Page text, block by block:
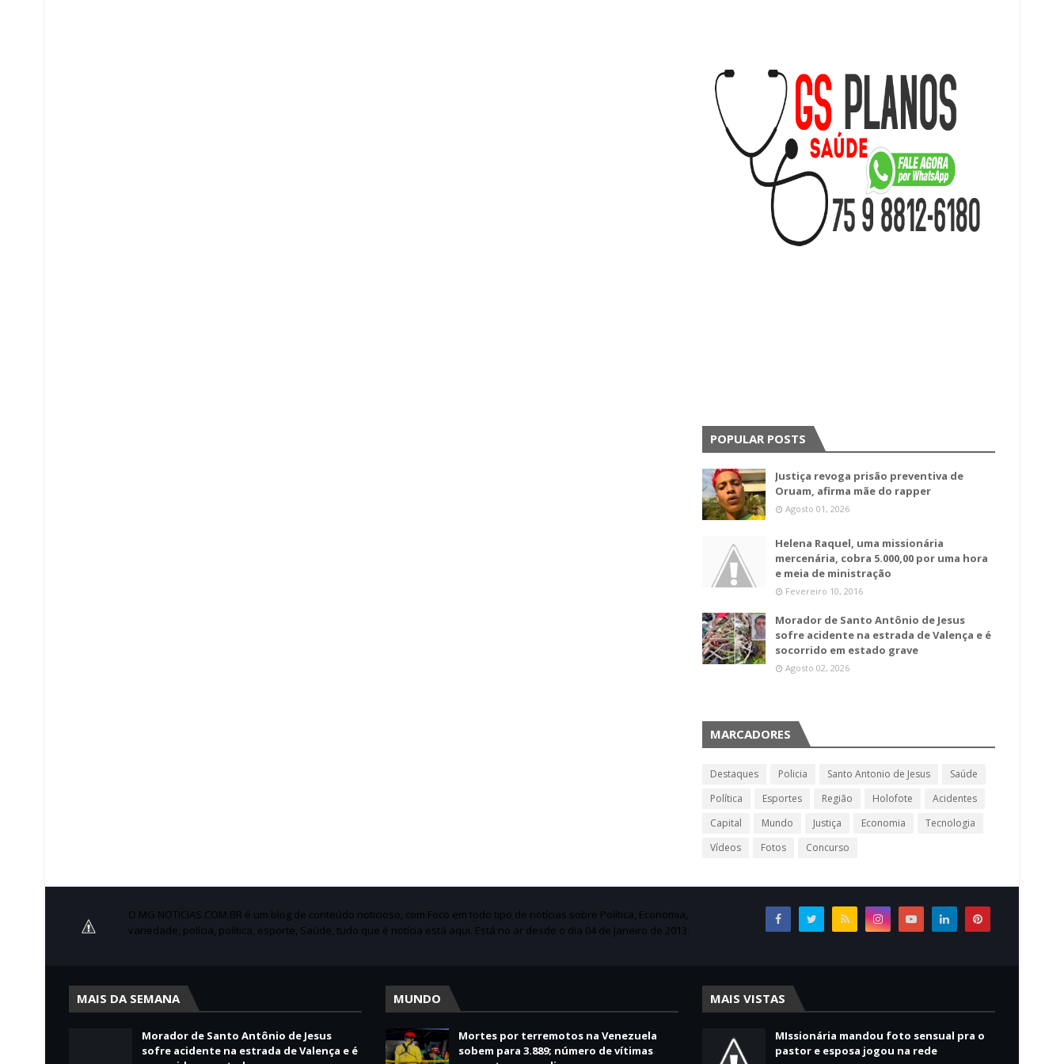
POPULAR POSTS
Justiça revoga prisão preventiva de
Oruam, afirma mãe do rapper
Agosto 01, 2026
Helena Raquel, uma missionária
mercenária, cobra 5.000,00 por uma hora
e meia de ministração
Fevereiro 10, 2016
Morador de Santo Antônio de Jesus
sofre acidente na estrada de Valença e é
socorrido em estado grave
Agosto 02, 2026
MARCADORES
Destaques Policia Santo Antonio de Jesus
Saúde
Política
Esportes Região Holofote
Acidentes
Capital
Mundo Justiça Economia
Tecnologia
Vídeos
Fotos Concurso
O MG NOTICIAS.COM.BR é um blog de conteúdo noticioso, com Foco em todo tipo de notícias sobre Política, Economia,
variedade, polícia, política, esporte, Saúde, tudo que é notícia está aqui. Está no ar desde o dia 04 de Janeiro de 2013.
MAIS DA SEMANA
Morador de Santo Antônio de Jesus
sofre acidente na estrada de Valença e é
MUNDO
Mortes por terremotos na Venezuela
sobem para 3.889; número de vítimas
MAIS VISTAS
MIssionária mandou foto sensual pra o
pastor e esposa jogou na rede